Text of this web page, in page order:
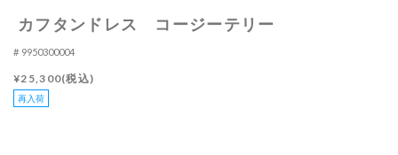
カフタンドレス コージーテリー
9950300004
¥25,300(税込)
再入荷